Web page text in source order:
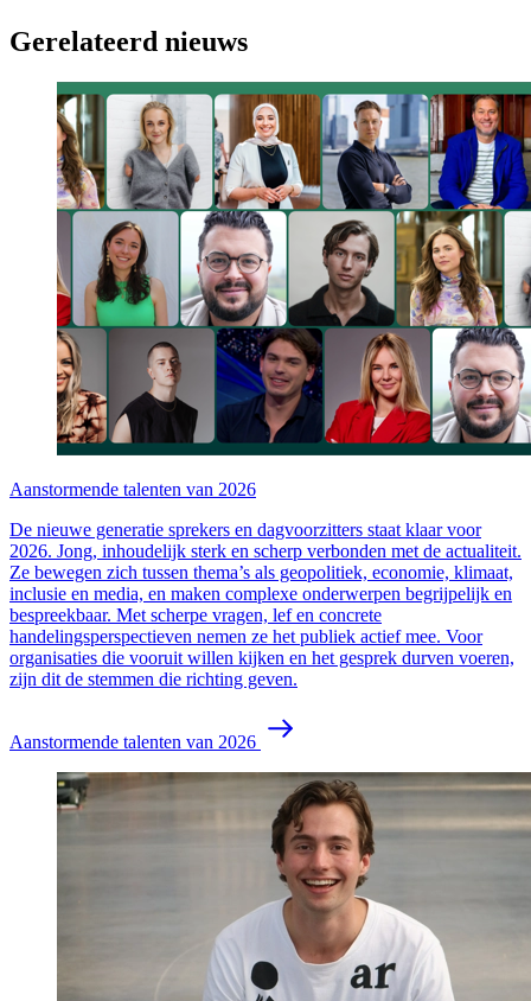
Gerelateerd nieuws
Aanstormende talenten van 2026
De nieuwe generatie sprekers en dagvoorzitters staat klaar voor
2026. Jong, inhoudelijk sterk en scherp verbonden met de actualiteit.
Ze bewegen zich tussen thema’s als geopolitiek, economie, klimaat,
inclusie en media, en maken complexe onderwerpen begrijpelijk en
bespreekbaar. Met scherpe vragen, lef en concrete
handelingsperspectieven nemen ze het publiek actief mee. Voor
organisaties die vooruit willen kijken en het gesprek durven voeren,
zijn dit de stemmen die richting geven.
Aanstormende talenten van 2026